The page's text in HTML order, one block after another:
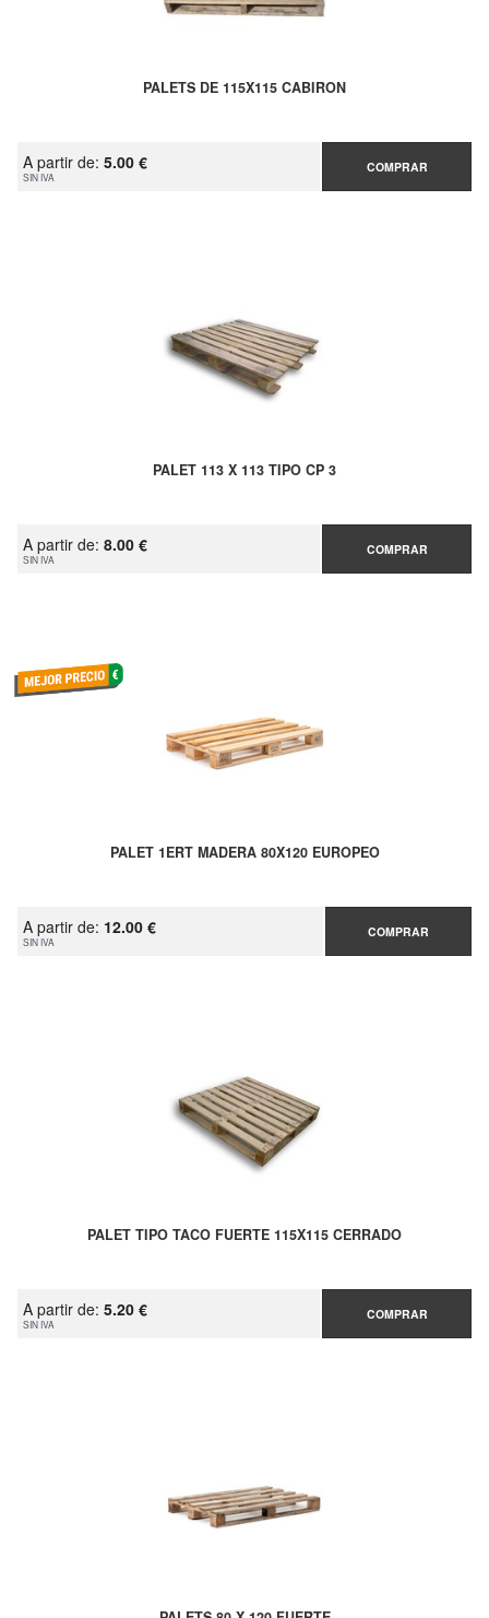
PALETS DE 115X115 CABIRON
A partir de: 5.00 €
SIN IVA
COMPRAR
PALET 113 X 113 TIPO CP 3
A partir de: 8.00 €
SIN IVA
COMPRAR
PALET 1ERT MADERA 80X120 EUROPEO
A partir de: 12.00 €
SIN IVA
COMPRAR
PALET TIPO TACO FUERTE 115X115 CERRADO
A partir de: 5.20 €
SIN IVA
COMPRAR